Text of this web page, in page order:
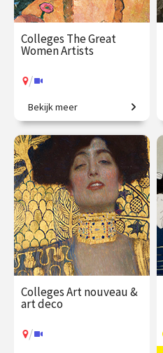
Colleges The Great
Women Artists
/
Vrouwen in de
kunstgeschiedenis, van
Judith Leyster tot Nan
Goldin.
€ 345.00
vanaf 21
sep.
/ Op locatie of online
Bekijk meer
Colleges Art nouveau &
art deco
/